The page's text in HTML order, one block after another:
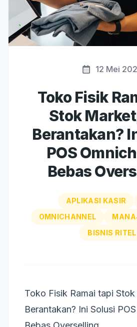
12 Mei
Toko Fisik
Stok
Berantakan?
POS
Bebas
APLIKASI KASIR
OMNICHANNEL
BISNIS RITEL
Toko Fisik Ramai tapi
Berantakan? Ini Solusi